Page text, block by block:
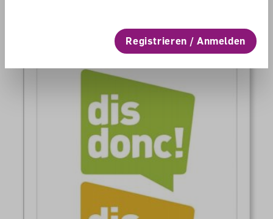
Registrieren / Anmelden